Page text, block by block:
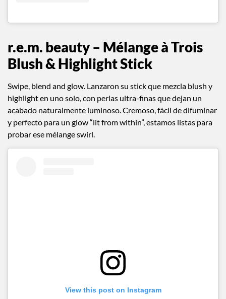
r.e.m. beauty – Mélange à Trois
Blush & Highlight Stick
Swipe, blend and glow. Lanzaron su stick que mezcla blush y
highlight en uno solo, con perlas ultra-finas que dejan un
acabado naturalmente luminoso. Cremoso, fácil de difuminar
y perfecto para un glow “lit from within”, estamos listas para
probar ese mélange swirl.
View this post on Instagram